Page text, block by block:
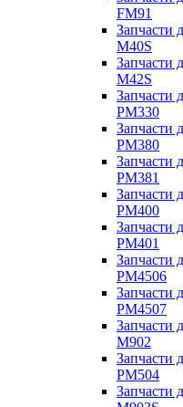
FM91
Запчасти
M40S
Запчасти
M42S
Запчасти
PM330
Запчасти
PM380
Запчасти
PM381
Запчасти
PM400
Запчасти
PM401
Запчасти
PM4506
Запчасти
PM4507
Запчасти
M902
Запчасти
PM504
Запчасти